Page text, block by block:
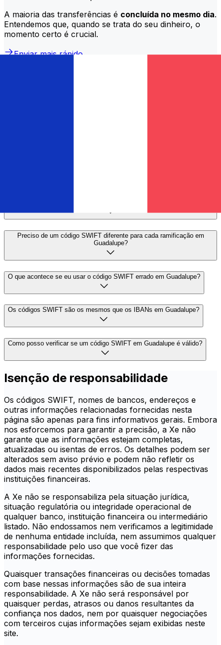
A maioria das transferências é concluída no mesmo dia.
Entendemos que, quando se trata do seu dinheiro, o
momento certo é crucial.
Enviar mais rápido
Preciso de um código SWIFT diferente para cada ramificação em
Guadalupe?
O que acontece se eu usar o código SWIFT errado em Guadalupe?
Os códigos SWIFT são os mesmos que os IBANs em Guadalupe?
Como posso verificar se um código SWIFT em Guadalupe é válido?
Isenção de responsabilidade
Os códigos SWIFT, nomes de bancos, endereços e
outras informações relacionadas fornecidas nesta
página são apenas para fins informativos gerais. Embora
nos esforcemos para garantir a precisão, a Xe não
garante que as informações estejam completas,
atualizadas ou isentas de erros. Os detalhes podem ser
alterados sem aviso prévio e podem não refletir os
dados mais recentes disponibilizados pelas respectivas
instituições financeiras.
A Xe não se responsabiliza pela situação jurídica,
situação regulatória ou integridade operacional de
qualquer banco, instituição financeira ou intermediário
listado. Não endossamos nem verificamos a legitimidade
de nenhuma entidade incluída, nem assumimos qualquer
responsabilidade pelo uso que você fizer das
informações fornecidas.
Quaisquer transações financeiras ou decisões tomadas
com base nessas informações são de sua inteira
responsabilidade. A Xe não será responsável por
quaisquer perdas, atrasos ou danos resultantes da
confiança nos dados, nem por quaisquer negociações
com terceiros cujas informações sejam exibidas neste
site.